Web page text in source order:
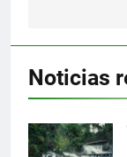
Noticias